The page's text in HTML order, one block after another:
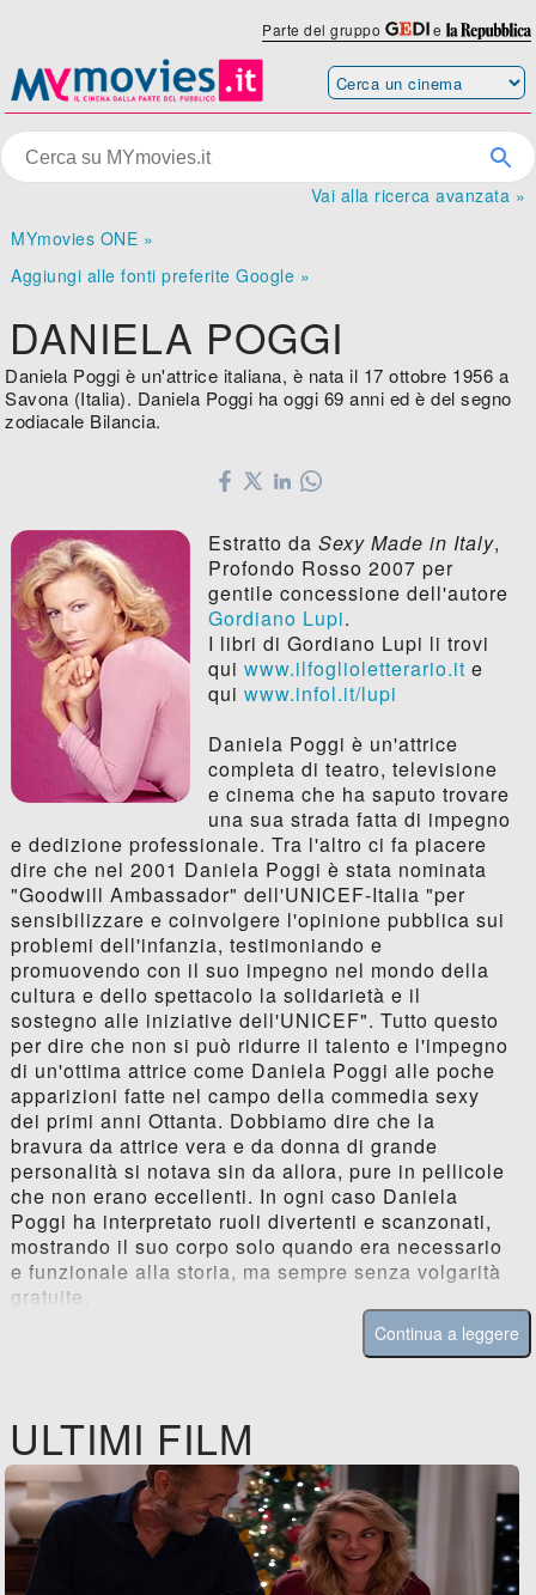
Parte del gruppo e
Vai alla ricerca avanzata »
MYmovies ONE »
Aggiungi alle fonti preferite Google »
DANIELA POGGI
Daniela Poggi è un'attrice italiana, è nata il 17 ottobre 1956 a
Savona (Italia). Daniela Poggi ha oggi 69 anni ed è del segno
zodiacale Bilancia.
Estratto da Sexy Made in Italy,
Profondo Rosso 2007 per
gentile concessione dell'autore
Gordiano Lupi.
I libri di Gordiano Lupi li trovi
qui www.ilfoglioletterario.it e
qui www.infol.it/lupi
Daniela Poggi è un'attrice
completa di teatro, televisione
e cinema che ha saputo trovare
una sua strada fatta di impegno
e dedizione professionale. Tra l'altro ci fa piacere
dire che nel 2001 Daniela Poggi è stata nominata
"Goodwill Ambassador" dell'UNICEF-Italia "per
sensibilizzare e coinvolgere l'opinione pubblica sui
problemi dell'infanzia, testimoniando e
promuovendo con il suo impegno nel mondo della
cultura e dello spettacolo la solidarietà e il
sostegno alle iniziative dell'UNICEF". Tutto questo
per dire che non si può ridurre il talento e l'impegno
di un'ottima attrice come Daniela Poggi alle poche
apparizioni fatte nel campo della commedia sexy
dei primi anni Ottanta. Dobbiamo dire che la
bravura da attrice vera e da donna di grande
personalità si notava sin da allora, pure in pellicole
che non erano eccellenti. In ogni caso Daniela
Poggi ha interpretato ruoli divertenti e scanzonati,
mostrando il suo corpo solo quando era necessario
e funzionale alla storia, ma sempre senza volgarità
gratuite.
Continua a leggere
ULTIMI FILM